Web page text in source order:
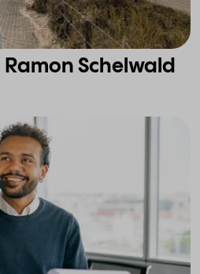
Ramon Schelwald